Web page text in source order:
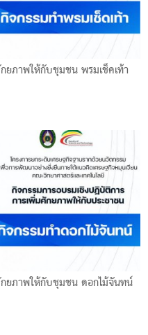
ยภาพให้กับชุมชน พรมเช็คเท้า
ยภาพให้กับชุมชน ดอกไม้จันทน์